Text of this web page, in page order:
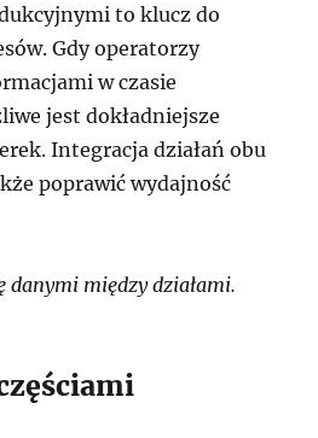
to klucz do
Gdy operatorzy
w czasie
jest dokładniejsze
Integracja działań obu
poprawić wydajność
danymi między działami.